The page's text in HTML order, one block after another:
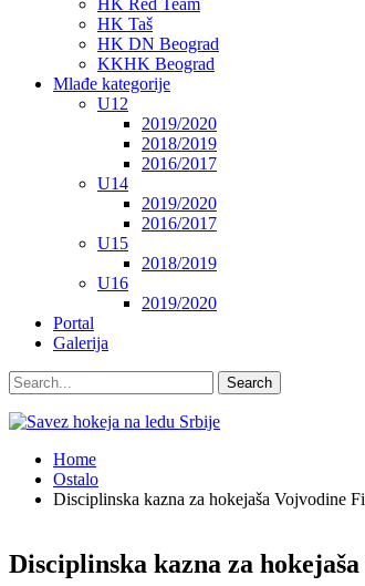
HK Red Team
HK Taš
HK DN Beograd
KKHK Beograd
Mlađe kategorije
U12
2019/2020
2018/2019
2016/2017
U14
2019/2020
2016/2017
U15
2018/2019
U16
2019/2020
Portal
Galerija
Home
Ostalo
Disciplinska kazna za hokejaša Vojvodine
Disciplinska kazna za